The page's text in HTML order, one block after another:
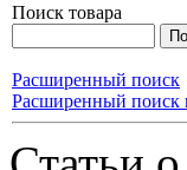
Поиск товара
Расширенный поиск
Расширенный поиск